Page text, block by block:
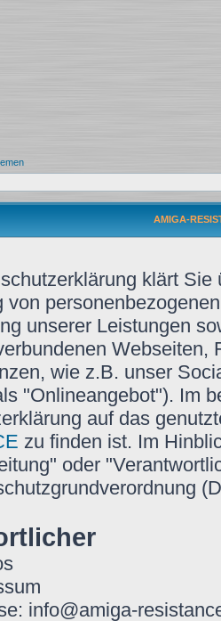
AMIGA-
klärt
von
unserer Leistungen
Webseiten,
wie z.B. unser
"Onlineangebot"). Im
auf das
zu finden ist. Im
oder
info@amiga-